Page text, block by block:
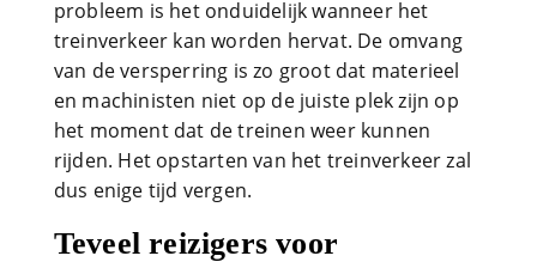
probleem is het onduidelijk wanneer het
treinverkeer kan worden hervat. De omvang
van de versperring is zo groot dat materieel
en machinisten niet op de juiste plek zijn op
het moment dat de treinen weer kunnen
rijden. Het opstarten van het treinverkeer zal
dus enige tijd vergen.
Teveel reizigers voor